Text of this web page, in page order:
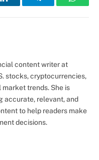
LinkedInTelegram
content writer at
stocks, cryptocurrencies,
trends. She is
accurate, relevant, and
to help readers make
decisions.